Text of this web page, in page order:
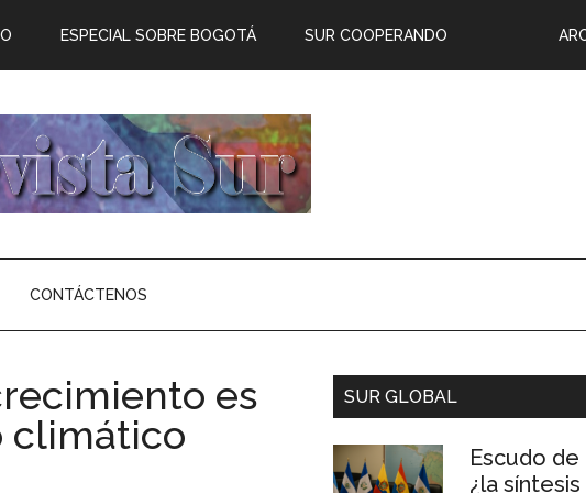
ESPECIAL SOBRE BOGOTÁ SUR COOPERANDO
CONTÁCTENOS
es
climático
SUR GLOBAL
Escudo de
¿la